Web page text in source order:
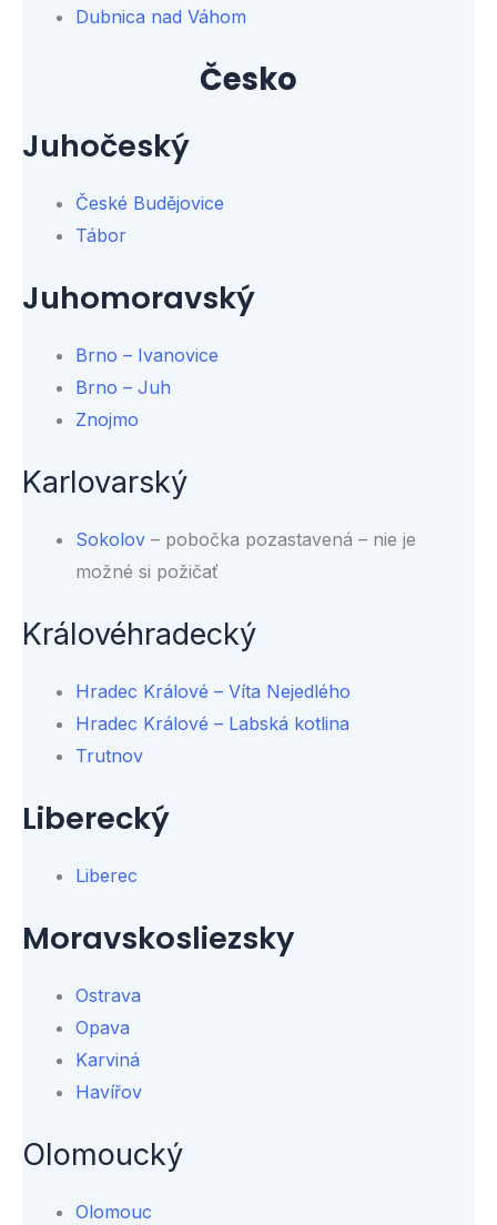
Dubnica nad Váhom
Česko
Juhočeský
České Budějovice
Tábor
Juhomoravský
Brno – Ivanovice
Brno – Juh
Znojmo
Karlovarský
Sokolov – pobočka pozastavená – nie je
možné si požičať
Královéhradecký
Hradec Králové – Víta Nejedlého
Hradec Králové – Labská kotlina
Trutnov
Liberecký
Liberec
Moravskosliezsky
Ostrava
Opava
Karviná
Havířov
Olomoucký
Olomouc